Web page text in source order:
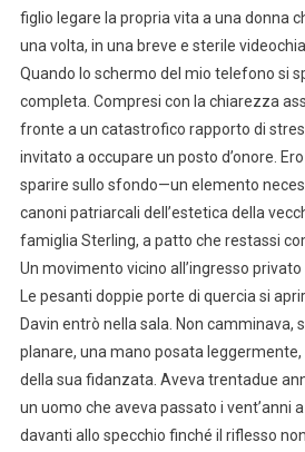
figlio legare la propria vita a una donna
una volta, in una breve e sterile
Quando lo schermo del mio telefono si
completa. Compresi con la chiarezza
fronte a un catastrofico rapporto di
invitato a occupare un posto d’onore.
sparire sullo sfondo—un elemento
canoni patriarcali dell’estetica della
famiglia Sterling, a patto che restassi
Un movimento vicino all’ingresso
Le pesanti doppie porte di quercia si
Davin entrò nella sala. Non camminava,
planare, una mano posata leggermente,
della sua fidanzata. Aveva trentadue
un uomo che aveva passato i vent’anni
davanti allo specchio finché il riflesso